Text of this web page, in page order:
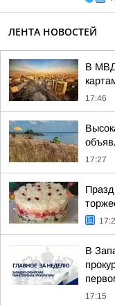
ЛЕНТА НОВОСТЕЙ
В МВД
17:46
17:27
В
17:15